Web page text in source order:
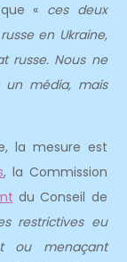
« ces deux
en Ukraine,
russe. Nous ne
média, mais
la mesure est
, la Commission
du Conseil de
restrictives eu
ou menaçant